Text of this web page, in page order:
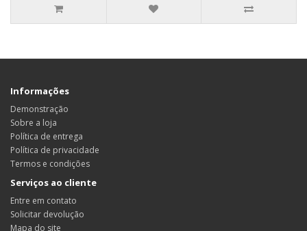
Informações
Demonstração
Sobre a loja
Política de entrega
Política de privacidade
Termos e condições
Serviços ao cliente
Entre em contato
Solicitar devolução
Mapa do site